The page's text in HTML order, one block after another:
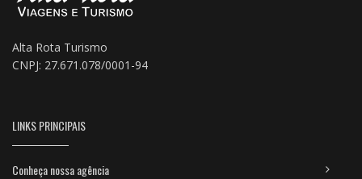
Alta Rota Turismo
CNPJ: 27.671.078/0001-94
LINKS PRINCIPAIS
Conheça nossa agência